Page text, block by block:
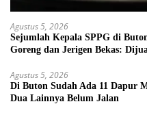
Agustus 5, 2026
Sejumlah Kepala SPPG di
Goreng dan Jerigen Bekas:
Agustus 5, 2026
Di Buton Sudah Ada 11 Dapur
Dua Lainnya Belum Jalan